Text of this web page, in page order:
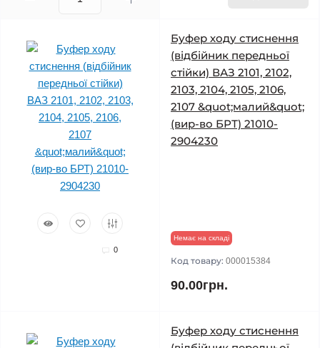
0
Буфер ходу стиснення
(відбійник передньої
стійки) ВАЗ 2101, 2102,
2103, 2104, 2105, 2106,
2107 &quot;малий&quot;
(вир-во БРТ) 21010-
2904230
Немає на складі
Код товару: 000015384
90.00грн.
Буфер ходу стиснення